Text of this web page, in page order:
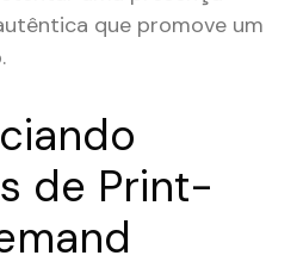
que promove um
de Print-